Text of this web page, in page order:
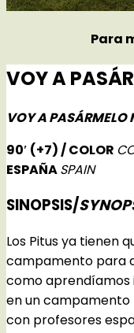
Para
VOY A
VOY A PASÁRMELO
90′ (+7)/ COLOR
ESPAÑASPAIN
SINOPSIS/
Los Pitus ya tienen
campamento para
como aprendíamos
en un campamento
con profesores